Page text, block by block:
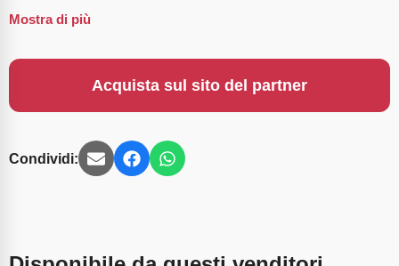
Mostra di più
Acquista sul sito del partner
Condividi: